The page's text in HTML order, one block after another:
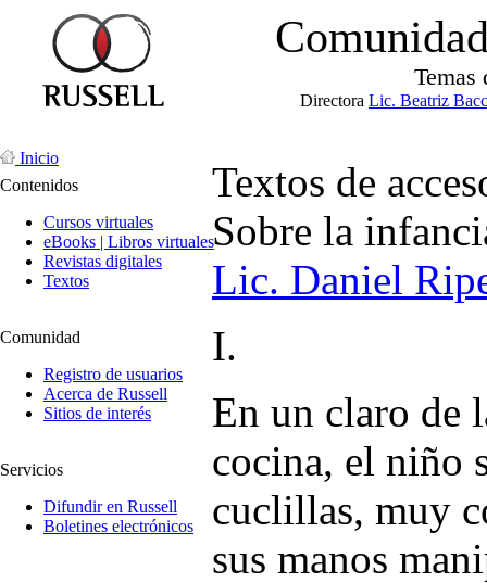
Temas
Directora Lic. Beatriz
Inicio
Contenidos
Cursos virtuales
eBooks | Libros virtuales
Revistas digitales
Textos
Comunidad
Registro de usuarios
Acerca de Russell
Sitios de interés
Servicios
Difundir en Russell
Boletines electrónicos
Textos de
Sobre la
Lic. Daniel
I.
En un claro de
cocina, el niño
cuclillas, muy
sus manos